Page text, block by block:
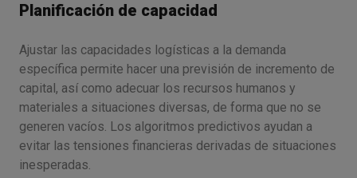
Planificación de capacidad
Ajustar las capacidades logísticas a la demanda
específica permite hacer una previsión de incremento de
capital, así como adecuar los recursos humanos y
materiales a situaciones diversas, de forma que no se
generen vacíos. Los algoritmos predictivos ayudan a
evitar las tensiones financieras derivadas de situaciones
inesperadas.